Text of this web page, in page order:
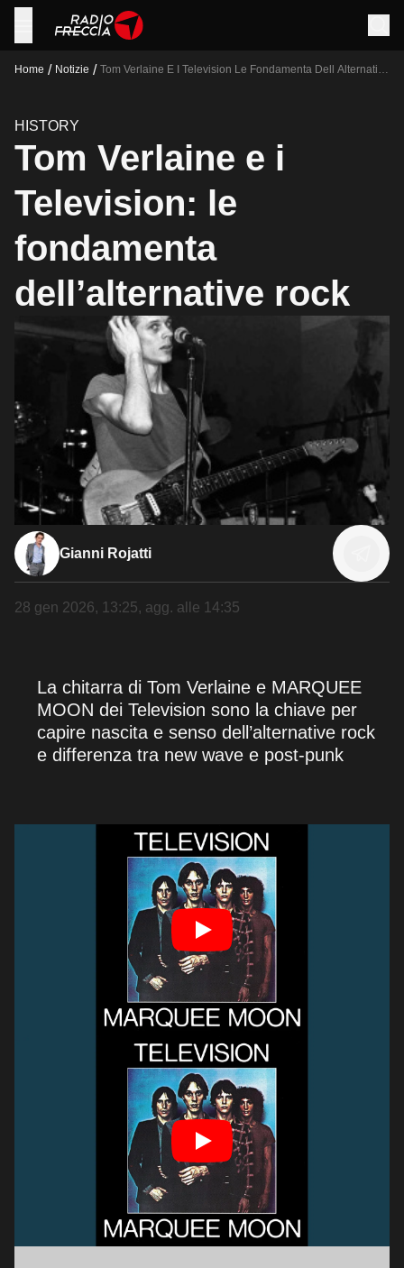
Home / Notizie / Tom Verlaine E I Television Le Fondamenta Dell Alternative
HISTORY
Tom Verlaine e i
Television: le
fondamenta
dell’alternative rock
Gianni Rojatti
28 gen 2026, 13:25, agg. alle 14:35
La chitarra di Tom Verlaine e MARQUEE
MOON dei Television sono la chiave per
capire nascita e senso dell’alternative rock
e differenza tra new wave e post-punk